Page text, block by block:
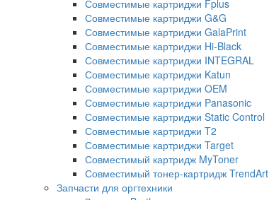
Совместимые картриджи Fplus
Совместимые картриджи G&G
Совместимые картриджи GalaPrint
Совместимые картриджи Hi-Black
Совместимые картриджи INTEGRAL
Совместимые картриджи Katun
Совместимые картриджи OEM
Совместимые картриджи Panasonic
Совместимые картриджи Static Control
Совместимые картриджи T2
Совместимые картриджи Target
Совместимый картридж MyToner
Совместимый тонер-картридж TrendArt
Запчасти для оргтехники